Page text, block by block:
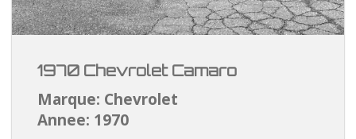
1970 Chevrolet Camaro
Marque: Chevrolet
Annee: 1970